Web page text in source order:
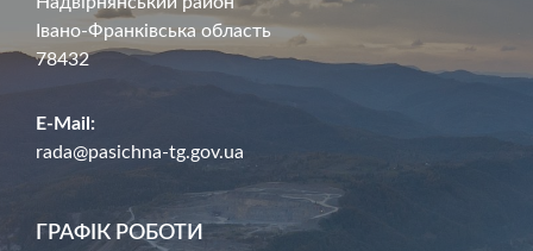
Івано-Франківська область
78432
E-Mail:
rada@pasichna-tg.gov.ua
ГРАФІК РОБОТИ